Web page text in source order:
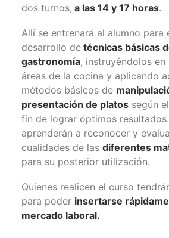
dos turnos, a las 14 y 17 horas.
Allí se entrenará al alumno para
desarrollo de técnicas básicas
gastronomía, instruyéndolos
áreas de la cocina y aplicando
métodos básicos de
presentación de platos según
fin de lograr óptimos
aprenderán a reconocer y
cualidades de las diferentes
para su posterior utilización.
Quienes realicen el curso
para poder insertarse
mercado laboral.